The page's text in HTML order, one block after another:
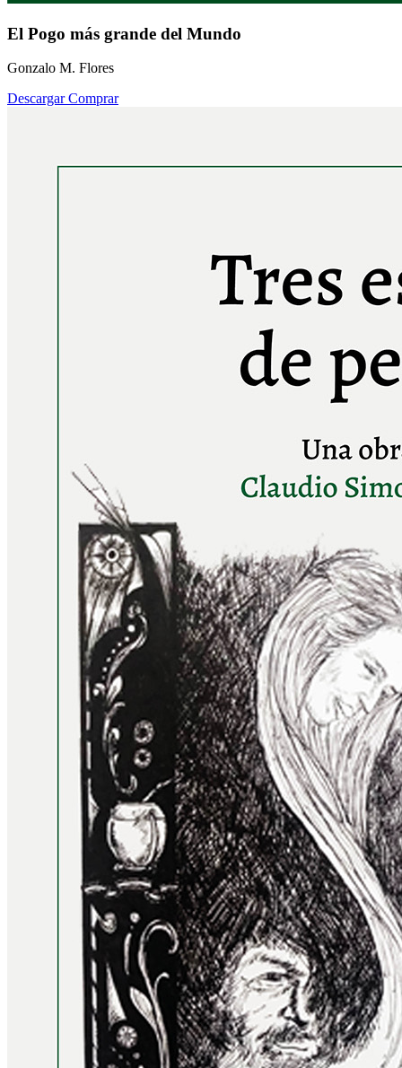
El Pogo más grande del Mundo
Gonzalo M. Flores
DescargarComprar